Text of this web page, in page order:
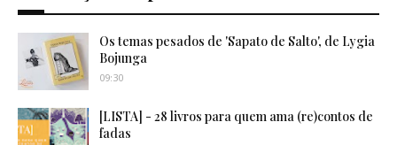
Os temas pesados de 'Sapato de Salto', de Lygia
Bojunga
09:30
[LISTA] - 28 livros para quem ama (re)contos de
fadas